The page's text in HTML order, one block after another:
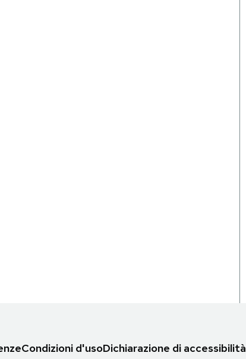
Condizioni d'usoDichiarazione di accessibilità